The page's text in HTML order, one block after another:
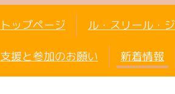
トップページ ル・スリール・
支援と参加のお願い 新着情報